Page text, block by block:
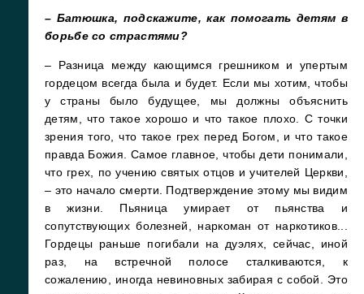
– Батюшка, подскажите, как помогать детям в
борьбе со страстями?
– Разница между кающимся грешником и упертым
гордецом всегда была и будет. Если мы хотим, чтобы
у страны было будущее, мы должны объяснить
детям, что такое хорошо и что такое плохо. С точки
зрения того, что такое грех перед Богом, и что такое
правда Божия. Самое главное, чтобы дети понимали,
что грех, по учению святых отцов и учителей Церкви,
– это начало смерти. Подтверждение этому мы видим
в жизни. Пьяница умирает от пьянства и
сопутствующих болезней, наркоман от наркотиков...
Гордецы раньше погибали на дуэлях, сейчас, иной
раз, на встречной полосе сталкиваются, к
сожалению, иногда невиновных забирая с собой. Это